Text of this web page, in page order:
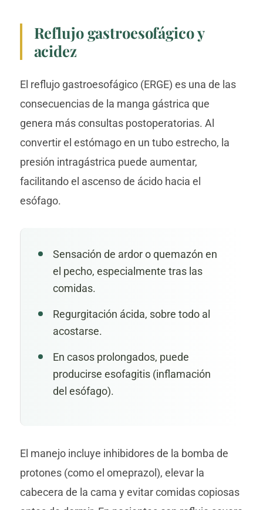
Reflujo gastroesofágico y
acidez
El reflujo gastroesofágico (ERGE) es una de las
consecuencias de la manga gástrica que
genera más consultas postoperatorias. Al
convertir el estómago en un tubo estrecho, la
presión intragástrica puede aumentar,
facilitando el ascenso de ácido hacia el
esófago.
Sensación de ardor o quemazón en
el pecho, especialmente tras las
comidas.
Regurgitación ácida, sobre todo al
acostarse.
En casos prolongados, puede
producirse esofagitis (inflamación
del esófago).
El manejo incluye inhibidores de la bomba de
protones (como el omeprazol), elevar la
cabecera de la cama y evitar comidas copiosas